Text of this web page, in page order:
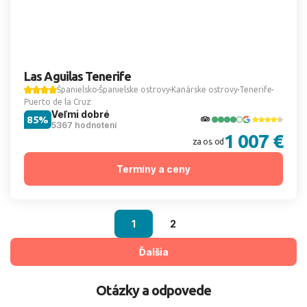
Las Aguilas Tenerife
Španielsko Španielske ostrovy Kanárske ostrovy Tenerife
Puerto de la Cruz
Veľmi dobré
5367 hodnotení
85%
za os. od 1 007 €
Termíny a ceny
1 2
Ďalšia
Otázky a odpovede